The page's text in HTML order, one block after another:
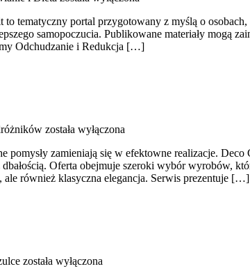
tematyczny portal przygotowany z myślą o
samopoczucia. Publikowane materiały mogą
Odchudzanie i Redukcja […]
została wyłączona
zamieniają się w efektowne realizacje.
Oferta obejmuje szeroki wybór wyrobów,
również klasyczna elegancja. Serwis prezentuje […]
została wyłączona